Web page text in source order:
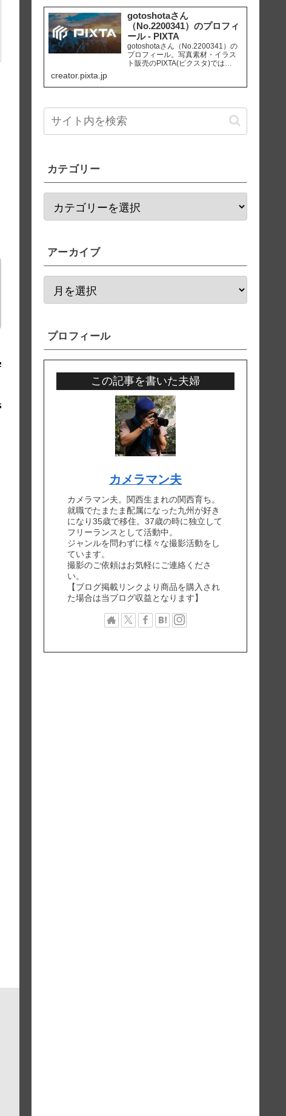
イヤリティフリー画像を、広報、
販促、社内資料作り、サイト運営
等にご活用ください。
gotoshotaさん
（No.2200341）のプロフィ
ール - PIXTA
gotoshotaさん（No.2200341）の
プロフィール。写真素材・イラス
ト販売のPIXTA(ピクスタ)では
550円から購入可能です。毎週更新
creator.pixta.jp
カテゴリー
アーカイブ
プロフィール
この記事を書いた夫婦
カメラマン夫
カメラマン夫。関西生まれの関西育ち。
就職でたまたま配属になった九州が好き
になり35歳で移住。37歳の時に独立して
フリーランスとして活動中。
ジャンルを問わずに様々な撮影活動をし
ています。
撮影のご依頼はお気軽にご連絡くださ
い。
【ブログ掲載リンクより商品を購入され
た場合は当ブログ収益となります】